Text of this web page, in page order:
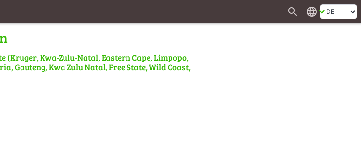
search language
(Kruger, Kwa-Zulu-Natal, Eastern Cape, Limpopo,
Gauteng, Kwa Zulu Natal, Free State, Wild Coast,